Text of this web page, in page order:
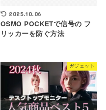
2025.10.06
OSMO POCKETで信号の フ
リッカーを防ぐ方法
ガジェット